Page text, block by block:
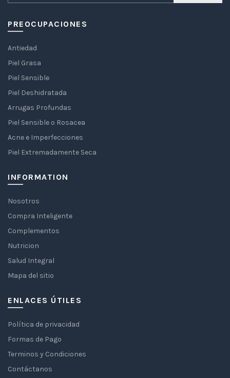
PREOCUPACIONES
Antiedad
Piel Grasa
Piel Sensible
Piel Deshidratada
Arrugas Profundas
Piel Sensible o Rosacea
Acne e Imperfecciones
Piel Extremadamente Seca
INFORMATION
Nosotros
Compra Inteligente
Complementos
Nutricion
Salud Integral
Mapa del sitio
ENLACES ÚTILES
Política de privacidad
Formas de Pago
Terminos y Condiciones
Contáctanos